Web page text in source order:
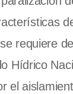
requiere
Hídrico
el